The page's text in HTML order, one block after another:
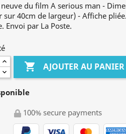
du film A serious man -
sur 40cm de largeur) - Affiche
Envoi par La Poste.
 AJOUTER AU PANIER
100% secure payments